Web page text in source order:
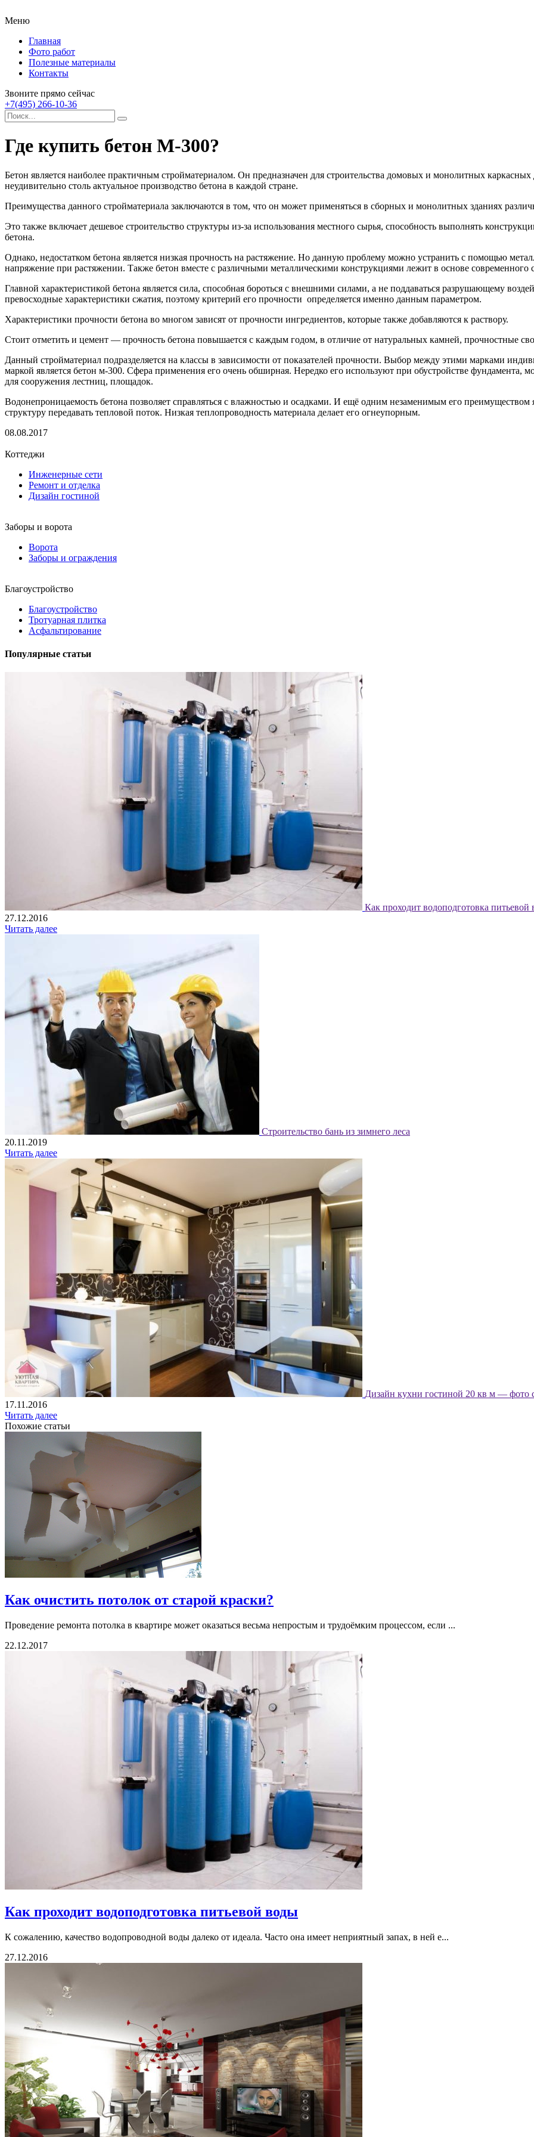
Меню
Главная
Фото работ
Полезные материалы
Контакты
Звоните прямо сейчас
+7(495) 266-10-36
Где купить бетон М-300?
Бетон является наиболее практичным стройматериалом. Он предназначен для строительства домовых и монолитных
неудивительно столь актуальное производство бетона в каждой стране.
Преимущества данного стройматериала заключаются в том, что он может применяться в сборных и монолитных зданиях
Это также включает дешевое строительство структуры из-за использования местного сырья, способность выполнять
бетона.
Однако, недостатком бетона является низкая прочность на растяжение. Но данную проблему можно устранить с помощью
напряжение при растяжении. Также бетон вместе с различными металлическими конструкциями лежит в основе современного
Главной характеристикой бетона является сила, способная бороться с внешними силами, а не поддаваться разрушающему
превосходные характеристики сжатия, поэтому критерий его прочности определяется именно данным параметром.
Характеристики прочности бетона во многом зависят от прочности ингредиентов, которые также добавляются к раствору.
Стоит отметить и цемент — прочность бетона повышается с каждым годом, в отличие от натуральных камней, прочностные
Данный стройматериал подразделяется на классы в зависимости от показателей прочности. Выбор между этими марками
маркой является бетон м-300. Сфера применения его очень обширная. Нередко его используют при обустройстве
для сооружения лестниц, площадок.
Водонепроницаемость бетона позволяет справляться с влажностью и осадками. И ещё одним незаменимым его преимуществом
структуру передавать тепловой поток. Низкая теплопроводность материала делает его огнеупорным.
08.08.2017
Коттеджи
Инженерные сети
Ремонт и отделка
Дизайн гостиной
Заборы и ворота
Ворота
Заборы и ограждения
Благоустройство
Благоустройство
Тротуарная плитка
Асфальтирование
Популярные статьи
Как проходит водоподготовка питьевой
27.12.2016
Читать далее
Строительство бань из зимнего леса
20.11.2019
Читать далее
Дизайн кухни гостиной 20 кв м — фото
17.11.2016
Читать далее
Похожие статьи
Как очистить потолок от старой краски?
Проведение ремонта потолка в квартире может оказаться весьма непростым и трудоёмким процессом, если ...
22.12.2017
Как проходит водоподготовка питьевой воды
К сожалению, качество водопроводной воды далеко от идеала. Часто она имеет неприятный запах, в ней е...
27.12.2016